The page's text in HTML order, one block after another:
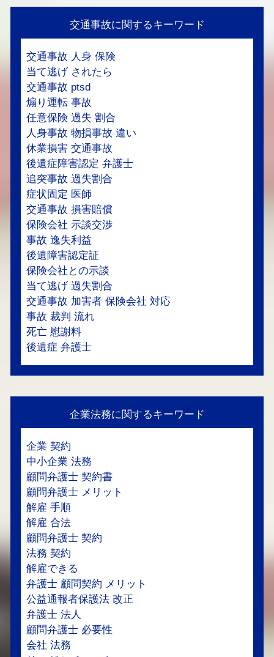
交通事故に関するキーワード
交通事故 人身 保険
当て逃げ されたら
交通事故 ptsd
煽り運転 事故
任意保険 過失 割合
人身事故 物損事故 違い
休業損害 交通事故
後遺症障害認定 弁護士
追突事故 過失割合
症状固定 医師
交通事故 損害賠償
保険会社 示談交渉
事故 逸失利益
後遺障害認定証
保険会社との示談
当て逃げ 過失割合
交通事故 加害者 保険会社 対応
事故 裁判 流れ
死亡 慰謝料
後遺症 弁護士
企業法務に関するキーワード
企業 契約
中小企業 法務
顧問弁護士 契約書
顧問弁護士 メリット
解雇 手順
解雇 合法
顧問弁護士 契約
法務 契約
解雇できる
弁護士 顧問契約 メリット
公益通報者保護法 改正
弁護士 法人
顧問弁護士 必要性
会社 法務